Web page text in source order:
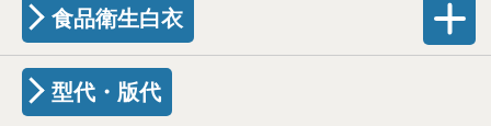
食品衛生白衣
型代・版代